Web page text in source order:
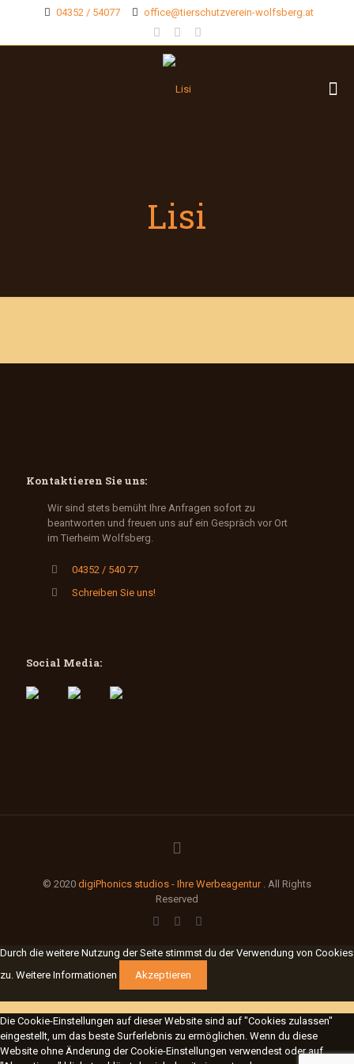
04352 / 54077 office@tierschutzverein-wolfsberg.at
Lisi
Kontaktieren Sie uns:
Wir sind stets bemüht Ihre Anfragen sofort zu
beantworten und freuen uns auf ein Gespräch vor Ort
im Tierheim Wolfsberg.
04352 / 540 77
Schreiben Sie uns!
Social Media:
© 2020 digiPhonics studios - Ihre Werbeagentur . All Rights
Reserved
Durch die weitere Nutzung der Seite stimmst du der Verwendung von Cookies
zu. Weitere Informationen Akzeptieren
Die Cookie-Einstellungen auf dieser Website sind auf "Cookies zulassen"
eingestellt, um das beste Surferlebnis zu ermöglichen. Wenn du diese
Website ohne Änderung der Cookie-Einstellungen verwendest oder auf